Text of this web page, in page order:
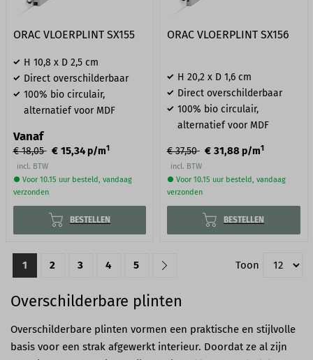
ORAC VLOERPLINT SX155
H 10,8 x D 2,5 cm
Direct overschilderbaar
100% bio circulair,
alternatief voor MDF
Vanaf
€ 18,05 € 15,34p/m1
incl. BTW
● Voor 10.15 uur besteld, vandaag
verzonden
BESTELLEN
ORAC VLOERPLINT SX156
H 20,2 x D 1,6 cm
Direct overschilderbaar
100% bio circulair,
alternatief voor MDF
€ 37,50 € 31,88p/m1
incl. BTW
● Voor 10.15 uur besteld, vandaag
verzonden
BESTELLEN
1 2 3 4 5 Toon
Overschilderbare plinten
Overschilderbare plinten vormen een praktische en stijlvolle
basis voor een strak afgewerkt interieur. Doordat ze al zijn